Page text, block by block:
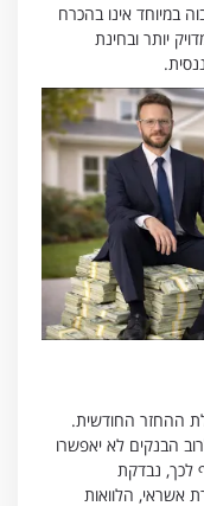
במיוחד אינו בהכרח
יותר ובחינת
ההחזר החודשית.
הבנקים לא יאפשרו
לכך, נבדקת
אשראי, הלוואות